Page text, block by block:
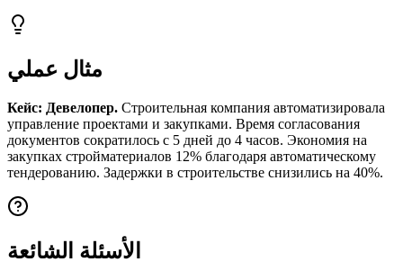
مثال عملي
Кейс: Девелопер. Строительная компания автоматизировала
управление проектами и закупками. Время согласования
документов сократилось с 5 дней до 4 часов. Экономия на
закупках стройматериалов 12% благодаря автоматическому
тендерованию. Задержки в строительстве снизились на 40%.
الأسئلة الشائعة